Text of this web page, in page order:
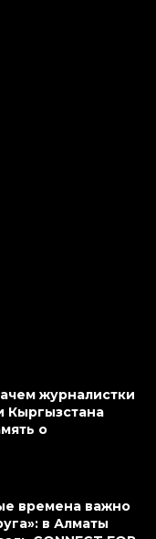
журналистки
Кыргызстана
о
времена важно
в Алматы